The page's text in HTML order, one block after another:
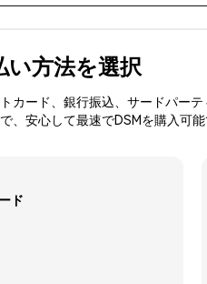
い方法を選択
カード、銀行振込、サードパー
、安心して最速でDSMを購入可能
ド